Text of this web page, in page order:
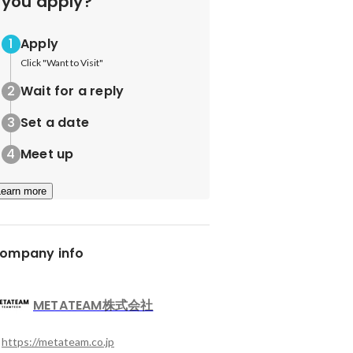
Apply
Click "Want to Visit"
Wait for a reply
Set a date
Meet up
more
info
METATEAM株式会社
https://metateam.co.jp